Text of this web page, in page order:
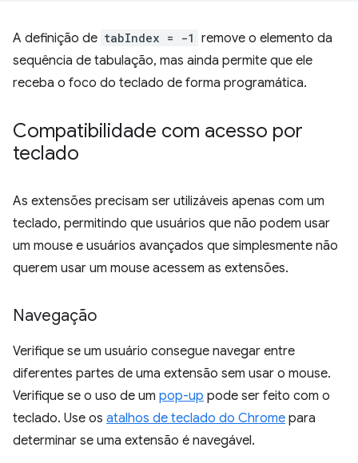
A definição de tabIndex = -1 remove o elemento da
sequência de tabulação, mas ainda permite que ele
receba o foco do teclado de forma programática.
Compatibilidade com acesso por
teclado
As extensões precisam ser utilizáveis apenas com um
teclado, permitindo que usuários que não podem usar
um mouse e usuários avançados que simplesmente não
querem usar um mouse acessem as extensões.
Navegação
Verifique se um usuário consegue navegar entre
diferentes partes de uma extensão sem usar o mouse.
Verifique se o uso de um pop-up pode ser feito com o
teclado. Use os atalhos de teclado do Chrome para
determinar se uma extensão é navegável.